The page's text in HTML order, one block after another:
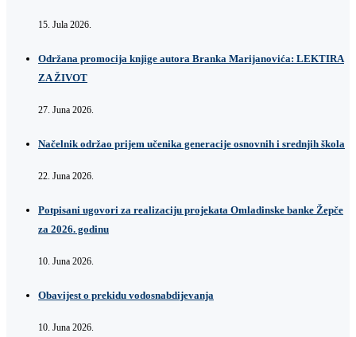
15. Jula 2026.
Održana promocija knjige autora Branka Marijanovića: LEKTIRA
ZA ŽIVOT
27. Juna 2026.
Načelnik održao prijem učenika generacije osnovnih i srednjih škola
22. Juna 2026.
Potpisani ugovori za realizaciju projekata Omladinske banke Žepče
za 2026. godinu
10. Juna 2026.
Obavijest o prekidu vodosnabdijevanja
10. Juna 2026.